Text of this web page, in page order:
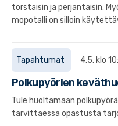
torstaisin ja perjantaisin.
mopotalli on silloin
Tapahtumat 4.5. klo
Polkupyörien
Tule huoltamaan
tarvittaessa opastusta